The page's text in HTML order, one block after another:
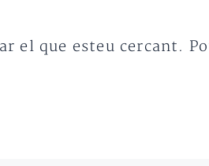
el que esteu cercant.